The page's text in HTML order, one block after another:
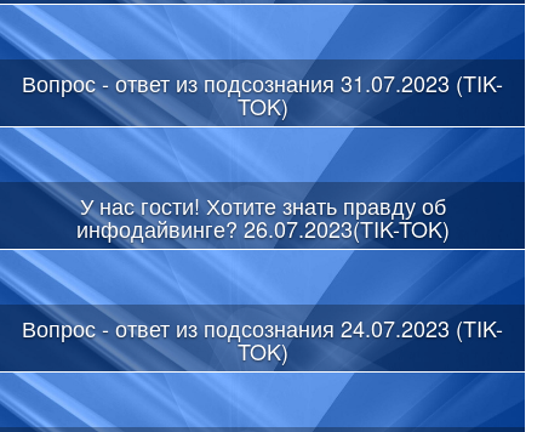
Вопрос - ответ из подсознания 31.07.2023 (TIK-
TOK)
У нас гости! Хотите знать правду об
инфодайвинге? 26.07.2023(TIK-TOK)
Вопрос - ответ из подсознания 24.07.2023 (TIK-
TOK)